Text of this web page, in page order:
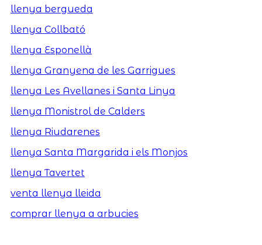
llenya bergueda
llenya Collbató
llenya Esponellà
llenya Granyena de les Garrigues
llenya Les Avellanes i Santa Linya
llenya Monistrol de Calders
llenya Riudarenes
llenya Santa Margarida i els Monjos
llenya Tavertet
venta llenya lleida
comprar llenya a arbucies